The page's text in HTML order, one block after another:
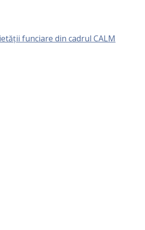
funciare din cadrul CALM